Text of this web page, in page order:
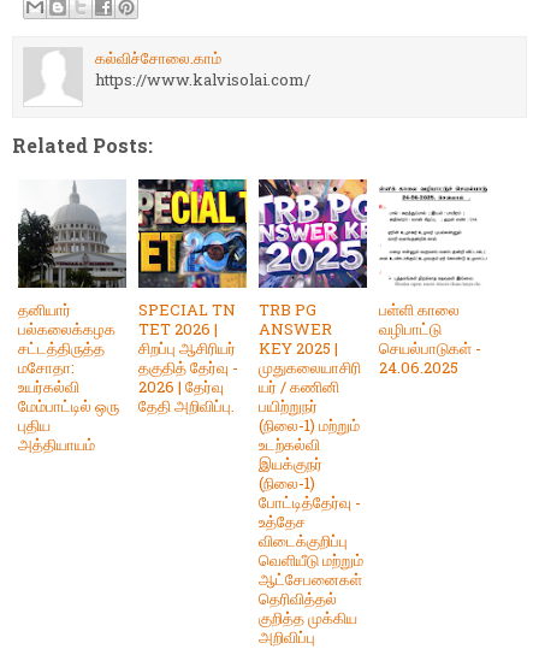
கல்விச்சோலை.காம்
https://www.kalvisolai.com/
Related Posts:
தனியார்
பல்கலைக்கழக
சட்டத்திருத்த
மசோதா:
உயர்கல்வி
மேம்பாட்டில் ஒரு
புதிய
அத்தியாயம்
SPECIAL TN
TET 2026 |
சிறப்பு ஆசிரியர்
தகுதித் தேர்வு -
2026 | தேர்வு
தேதி அறிவிப்பு.
TRB PG
ANSWER
KEY 2025 |
முதுகலையாசிரி
யர் / கணினி
பயிற்றுநர்
(நிலை-1) மற்றும்
உடற்கல்வி
இயக்குநர்
(நிலை-1)
போட்டித்தேர்வு -
உத்தேச
விடைக்குறிப்பு
வெளியீடு மற்றும்
ஆட்சேபனைகள்
தெரிவித்தல்
குறித்த முக்கிய
அறிவிப்பு
பள்ளி காலை
வழிபாட்டு
செயல்பாடுகள் -
24.06.2025